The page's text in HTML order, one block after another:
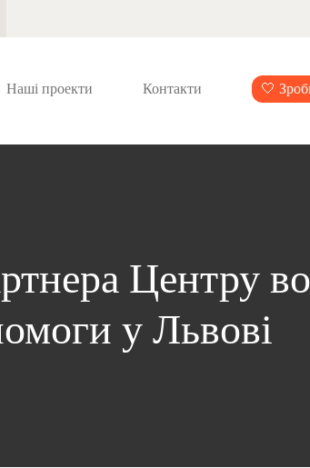
Наші проекти Контакти 🤍
Центру
у Львові